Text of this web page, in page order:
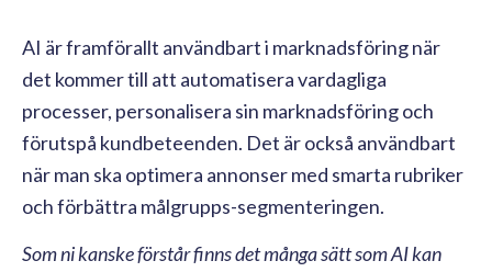
AI är framförallt användbart i marknadsföring när
det kommer till att automatisera vardagliga
processer, personalisera sin marknadsföring och
förutspå kundbeteenden. Det är också användbart
när man ska optimera annonser med smarta rubriker
och förbättra målgrupps-segmenteringen.
Som ni kanske förstår finns det många sätt som AI kan